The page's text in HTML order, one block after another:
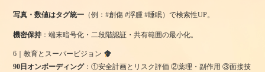
写真・数値はタグ統一 （例：#創傷 #浮腫 #睡眠）で検索性UP。
機密保持 ：端末暗号化・二段階認証・共有範囲の最小化。
6｜教育とスーパービジョン
90日オンボーディング：①安全計画とリスク評価 ②薬理・副作用 ③面接技